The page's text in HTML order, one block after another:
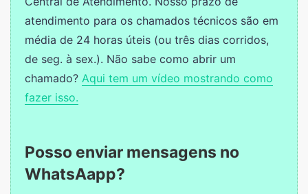
atendimento para os chamados técnicos são em
média de 24 horas úteis (ou três dias corridos,
de seg. à sex.). Não sabe como abrir um
chamado? Aqui tem um vídeo mostrando como
fazer isso.
Posso enviar mensagens no
WhatsAapp?